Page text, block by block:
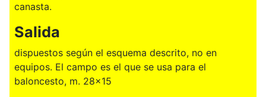
canasta.
Salida
dispuestos según el esquema descrito, no en
equipos. El campo es el que se usa para el
baloncesto, m. 28x15